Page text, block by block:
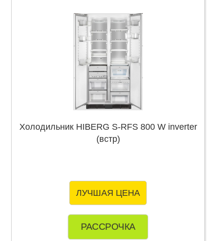
Холодильник HIBERG S-RFS 800 W inverter
(встр)
ЛУЧШАЯ ЦЕНА
РАССРОЧКА